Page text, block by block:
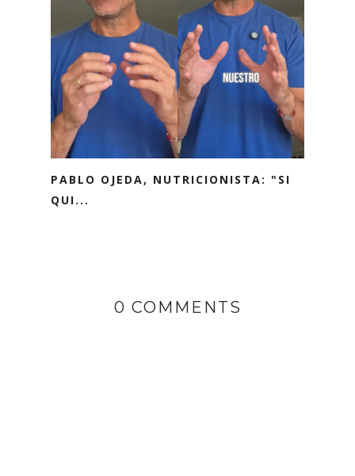
PABLO OJEDA, NUTRICIONISTA: "SI
QUI...
0 COMMENTS